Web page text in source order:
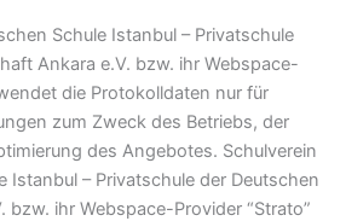
Schule Istanbul – Privatschule
Ankara e.V. bzw. ihr Webspace-
die Protokolldaten nur für
zum Zweck des Betriebs, der
des Angebotes. Schulverein
Istanbul – Privatschule der Deutschen
bzw. ihr Webspace-Provider “Strato”